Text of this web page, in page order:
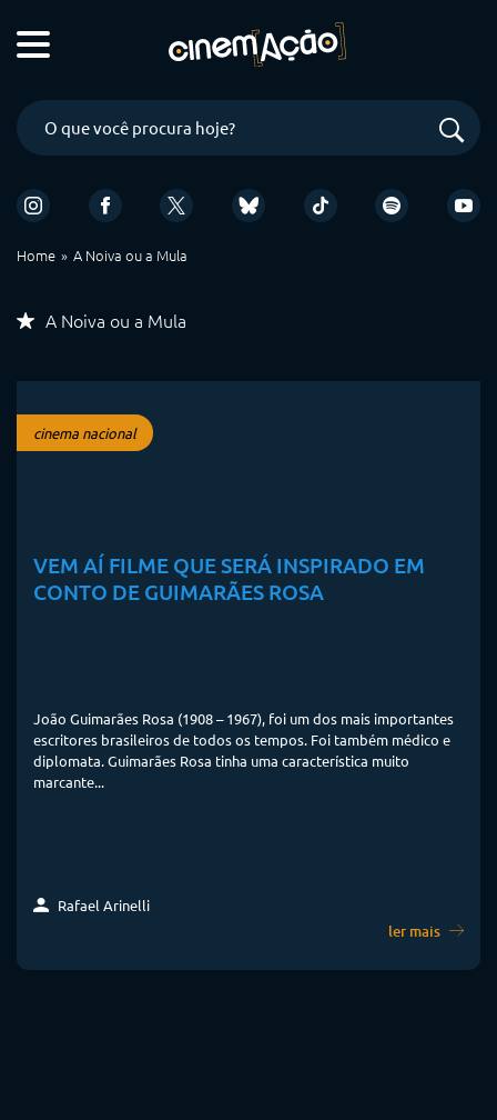
Home A Noiva ou a Mula
A Noiva ou a Mula
cinema nacional
VEM AÍ FILME QUE SERÁ INSPIRADO EM
CONTO DE GUIMARÃES ROSA
João Guimarães Rosa (1908 – 1967), foi um dos mais importantes
escritores brasileiros de todos os tempos. Foi também médico e
diplomata. Guimarães Rosa tinha uma característica muito
marcante...
Rafael Arinelli
ler mais